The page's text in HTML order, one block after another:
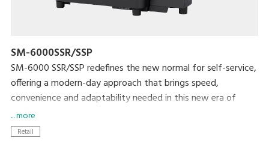
SM-6000SSR/SSP
SM-6000 SSR/SSP redefines the new normal for self-service,
offering a modern-day approach that brings speed,
convenience and adaptability needed in this new era of
retail.
With self-service, shoppers can use a reusable container and
... more
Retail